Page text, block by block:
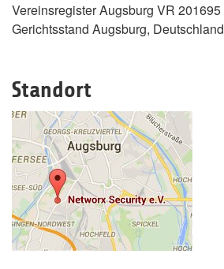
Vereinsregister Augsburg VR 201695
Gerichtsstand Augsburg, Deutschland
Standort